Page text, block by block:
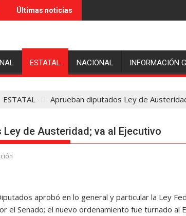
Últimas noticias
ESTATAL NACIONAL INFORMACIÓN
ESTATAL Aprueban diputados Ley de
de Austeridad; va al Ejecutivo
aprobó en lo general y particular la Ley
el Senado; el nuevo ordenamiento fue turnado al